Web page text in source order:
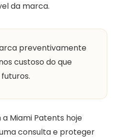
da marca.
preventivamente
custoso do que
Miami Patents hoje
consulta e proteger